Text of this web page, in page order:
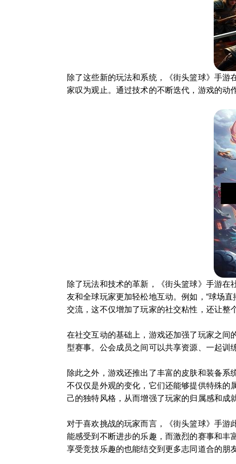
除了这些新的玩法和系统，《街头篮球》手
家叹为观止。通过技术的不断迭代，游戏的动
除了玩法和技术的革新，《街头篮球》手游
友和全球玩家更加轻松地互动。例如，“球场
交流，这不仅增加了玩家的社交粘性，还让整
在社交互动的基础上，游戏还加强了玩家之间
型赛事。公会成员之间可以共享资源、一起训
除此之外，游戏还推出了丰富的皮肤和装备
不仅仅是外观的变化，它们还能够提供特殊的
己的独特风格，从而增强了玩家的归属感和成
对于喜欢挑战的玩家而言，《街头篮球》手
能感受到不断进步的乐趣，而激烈的赛事和丰
享受竞技乐趣的也能结交到更多志同道合的朋